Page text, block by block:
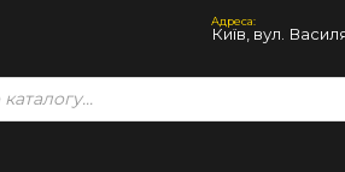
Адреса:
Київ, вул.